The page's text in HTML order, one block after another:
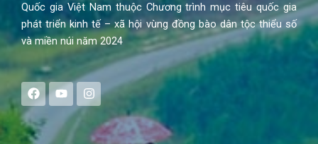
Quốc gia Việt Nam thuộc Chương trình mục tiêu quốc gia
phát triển kinh tế – xã hội vùng đồng bào dân tộc thiểu số
và miền núi năm 2024
F
a
c
e
b
Y
o
u
t
u
I
n
s
a